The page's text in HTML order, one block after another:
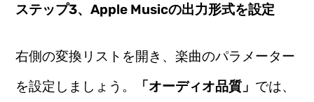
ステップ3、Apple Musicの出力形式を設定
右側の変換リストを開き、楽曲のパラメーター
を設定しましょう。
「オーディオ品質」 では、